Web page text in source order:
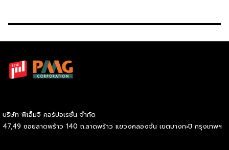
ดื่มที่มีเมนูหลากหลาย เช่น บิงซู
วาฟเฟิล รวมถึงเครื่องดื่มต่าง ๆ
เรียกได้ว่ามีให้ครบ จบในร้าน
นม) เริ่มต้นจากร้านนมสดรถเข็น
เล็ก ๆ เปิดขายอยู่ท่าน้ำปากเกร็ด
บริษัท พีเอ็มจี คอร์ปอเรชั่น จำกัด
47,49 ซอยลาดพร้าว 140 ถ.ลาดพร้าว แขวงคลองจั่น เขตบางกะปิ กรุงเทพฯ